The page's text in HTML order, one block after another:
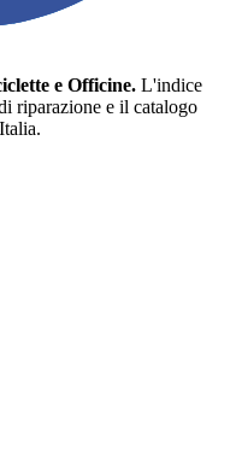
e Officine. L'indice
riparazione e il catalogo